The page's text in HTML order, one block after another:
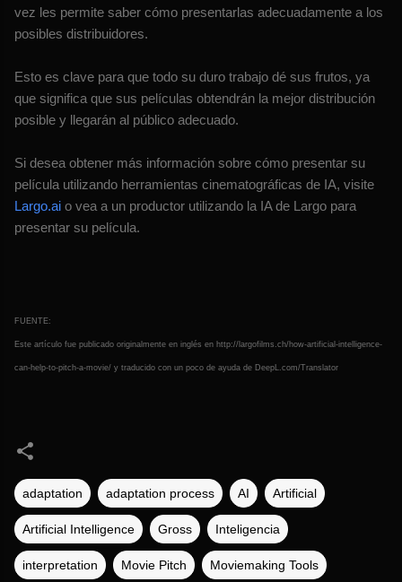
vez les permite saber cómo presentarlas adecuadamente a los
posibles distribuidores.
Esto es clave para que todo su duro trabajo dé sus frutos, ya
que significa que sus películas obtendrán la mejor distribución
posible y llegarán al público adecuado.
Si desea obtener más información sobre cómo presentar su
película utilizando herramientas cinematográficas de IA, visite
Largo.ai o vea a un productor utilizando la IA de Largo para
presentar su película.
FUENTE:
Este artículo fue publicado originalmente en inglés en http://largofilms.ch/how-artificial-intelligence-
can-help-to-pitch-a-movie/ y traducido con un poco de ayuda de DeepL.com/Translator
adaptation adaptation process AI Artificial
Artificial Intelligence Gross Inteligencia
interpretation Movie Pitch Moviemaking Tools